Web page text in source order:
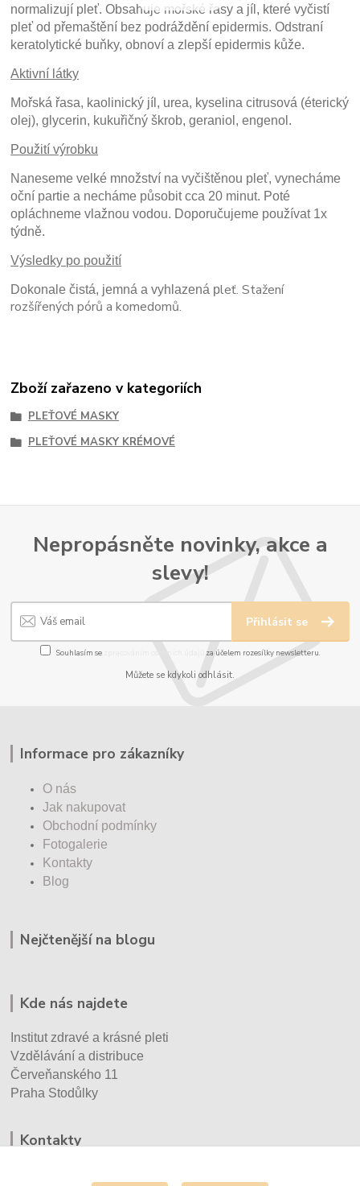
normalizují pleť. Obsahuje mořské řasy a jíl, které vyčistí
pleť od přemaštění bez podráždění epidermis. Odstraní
keratolytické buňky, obnoví a zlepší epidermis kůže.
Aktivní látky
Mořská řasa, kaolinický jíl, urea, kyselina citrusová (éterický
olej), glycerin, kukuřičný škrob, geraniol, engenol.
Použití výrobku
Naneseme velké množství na vyčištěnou pleť, vynecháme
oční partie a necháme působit cca 20 minut. Poté
opláchneme vlažnou vodou. Doporučujeme používat 1x
týdně.
Výsledky po použití
Dokonale čistá, jemná a vyhlazená pleť. Stažení
rozšířených pórů a komedomů.
Zboží zařazeno v kategoriích
PLEŤOVÉ MASKY
PLEŤOVÉ MASKY KRÉMOVÉ
Nepropásněte novinky, akce a
slevy!
Přihlásit se
Souhlasím se za účelem rozesílky newsletteru.
Můžete se kdykoli odhlásit.
Informace pro zákazníky
O nás
Jak nakupovat
Obchodní podmínky
Fotogalerie
Kontakty
Blog
Nejčtenější na blogu
Kde nás najdete
Institut zdravé a krásné pleti
Vzdělávání a distribuce
Červeňanského 11
Praha Stodůlky
Kontakty